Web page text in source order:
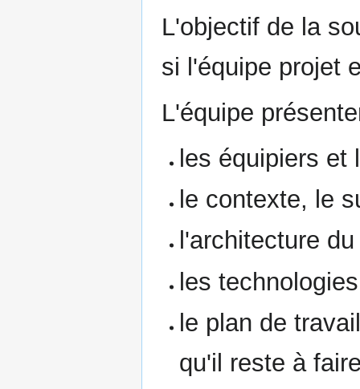
L'objectif de la
si l'équipe projet
L'équipe
les équipiers et
le contexte, le
l'architecture
les
le plan de
qu'il reste à